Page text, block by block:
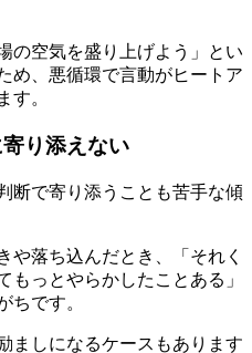
の空気を盛り上げよう」とい
め、悪循環で言動がヒートア
す。
り添えない
断で寄り添うことも苦手な傾
や落ち込んだとき、「それく
もっとやらかしたことある」
ちです。
ましになるケースもあります